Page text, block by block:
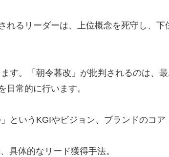
るリーダーは、上位概念を死守し、下
す。「朝令暮改」が批判されるのは、
日常的に行います。
というKGIやビジョン、ブランドのコア
具体的なリード獲得手法。